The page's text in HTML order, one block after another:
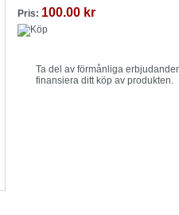
Pris: 100.00 kr
Ta del av förmånliga
finansiera ditt köp av produkten.